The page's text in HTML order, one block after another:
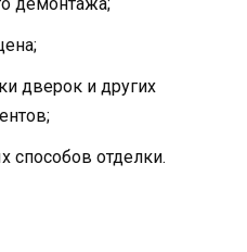
дверок и других
способов отделки.